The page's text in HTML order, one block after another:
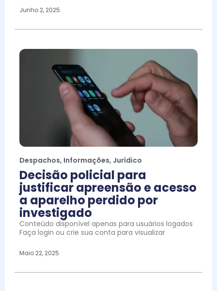
Junho 2, 2025
Despachos, Informações, Jurídico
Decisão policial para
justificar apreensão e acesso
a aparelho perdido por
investigado
Conteúdo disponível apenas para usuários logados
Faça login ou crie sua conta para visualizar
Maio 22, 2025